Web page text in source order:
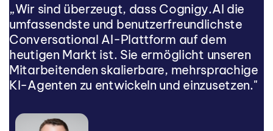
„Wir sind überzeugt, dass Cognigy.AI die
umfassendste und benutzerfreundlichste
Conversational AI-Plattform auf dem
heutigen Markt ist. Sie ermöglicht unseren
Mitarbeitenden skalierbare, mehrsprachige
KI-Agenten zu entwickeln und einzusetzen."